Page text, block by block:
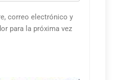
correo electrónico y
para la próxima vez